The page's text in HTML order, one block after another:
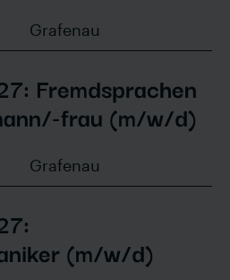
Grafenau
Fremdsprachen
frau (m/w/d)
Grafenau
(m/w/d)